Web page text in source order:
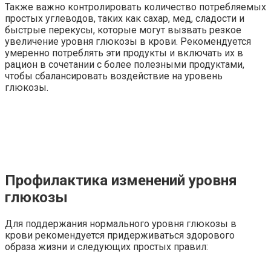
Также важно контролировать количество потребляемых
простых углеводов, таких как сахар, мед, сладости и
быстрые перекусы, которые могут вызвать резкое
увеличение уровня глюкозы в крови. Рекомендуется
умеренно потреблять эти продукты и включать их в
рацион в сочетании с более полезными продуктами,
чтобы сбалансировать воздействие на уровень
глюкозы.
Профилактика изменений уровня
глюкозы
Для поддержания нормального уровня глюкозы в
крови рекомендуется придерживаться здорового
образа жизни и следующих простых правил: